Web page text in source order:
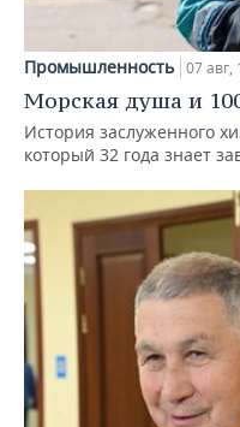
Промышленность 07 авг,
Морская душа и
История заслуженного
который 32 года знает